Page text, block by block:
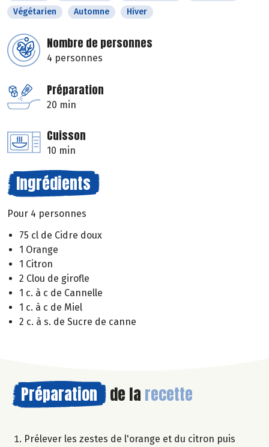
Végétarien
Automne Hiver
Nombre de personnes
4 personnes
Préparation
20 min
Cuisson
10 min
Ingrédients
Pour 4 personnes
75 cl de Cidre doux
1 Orange
1 Citron
2 Clou de girofle
1 c. à c de Cannelle
1 c. à c de Miel
2 c. à s. de Sucre de canne
Préparation de la recette
Prélever les zestes de l'orange et du citron puis